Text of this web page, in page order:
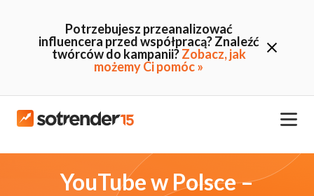
Potrzebujesz przeanalizować
influencera przed współpracą? Znaleźć
twórców do kampanii?Zobacz, jak
możemy Ci pomóc »
YouTube w Polsce –